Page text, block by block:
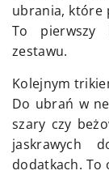
ubrania, które
To pierwszy
zestawu.
Kolejnym
Do ubrań w
szary czy
jaskrawych
dodatkach. To